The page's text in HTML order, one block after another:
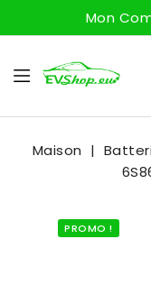
Mon
Maison
PROMO !